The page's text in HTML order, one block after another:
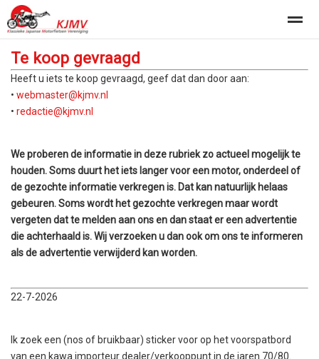
Kalender
Home
Te koop gevraagd
Heeft u iets te koop gevraagd, geef dat dan door aan:
• webmaster@kjmv.nl
• redactie@kjmv.nl
We proberen de informatie in deze rubriek zo actueel mogelijk te
houden. Soms duurt het iets langer voor een motor, onderdeel of
de gezochte informatie verkregen is. Dat kan natuurlijk helaas
gebeuren. Soms wordt het gezochte verkregen maar wordt
vergeten dat te melden aan ons en dan staat er een advertentie
die achterhaald is. Wij verzoeken u dan ook om ons te informeren
als de advertentie verwijderd kan worden.
22-7-2026
Ik zoek een (nos of bruikbaar) sticker voor op het voorspatbord
van een kawa importeur dealer/verkooppunt in de jaren 70/80.